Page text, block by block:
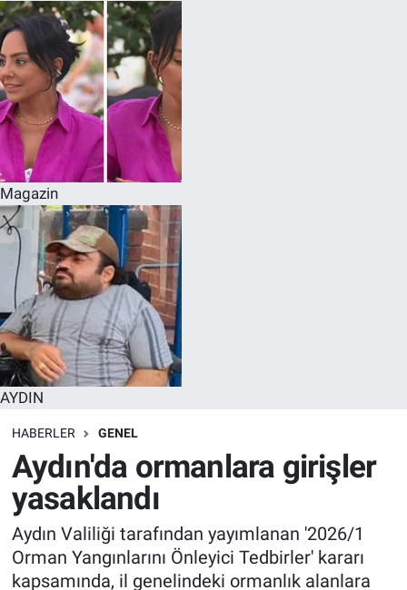
Magazin
AYDIN
HABERLER GENEL
Aydın'da ormanlara girişler
yasaklandı
Aydın Valiliği tarafından yayımlanan '2026/1
Orman Yangınlarını Önleyici Tedbirler' kararı
kapsamında, il genelindeki ormanlık alanlara